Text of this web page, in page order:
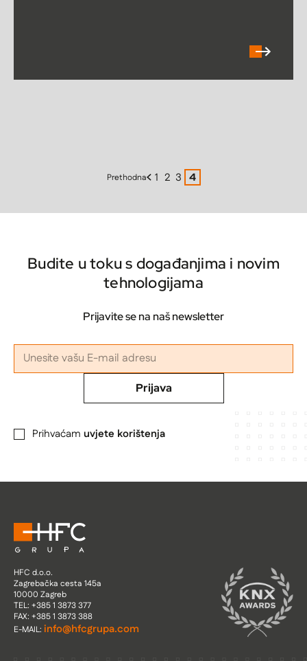
Prethodna 1 2 3 4
Budite u toku s događanjima i novim
tehnologijama
Prijavite se na naš newsletter
Prijava
Prihvaćam uvjete korištenja
HFC d.o.o.
Zagrebačka cesta 145a
10000 Zagreb
TEL: +385 1 3873 377
FAX: +385 1 3873 388
E-MAIL: info@hfcgrupa.com